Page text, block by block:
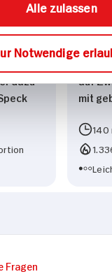
Alle zulassen
Notwendige
mit
140
Fragen